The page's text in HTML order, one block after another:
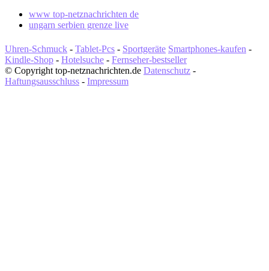
www top-netznachrichten de
ungarn serbien grenze live
Uhren-Schmuck - Tablet-Pcs - Sportgeräte Smartphones-kaufen -
Kindle-Shop - Hotelsuche - Fernseher-bestseller
© Copyright top-netznachrichten.de Datenschutz -
Haftungsausschluss - Impressum